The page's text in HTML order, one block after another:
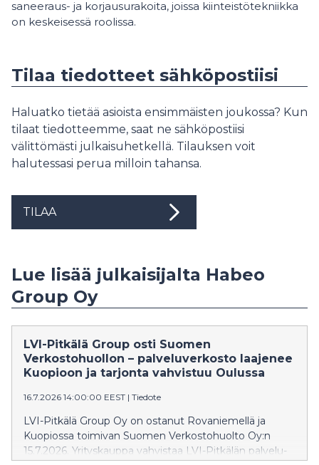
saneeraus- ja korjausurakoita, joissa kiinteistötekniikka
on keskeisessä roolissa.
Tilaa tiedotteet sähköpostiisi
Haluatko tietää asioista ensimmäisten joukossa? Kun
tilaat tiedotteemme, saat ne sähköpostiisi
välittömästi julkaisuhetkellä. Tilauksen voit
halutessasi perua milloin tahansa.
TILAA
Lue lisää julkaisijalta Habeo
Group Oy
LVI-Pitkälä Group osti Suomen
Verkostohuollon – palveluverkosto laajenee
Kuopioon ja tarjonta vahvistuu Oulussa
16.7.2026 14:00:00 EEST | Tiedote
LVI-Pitkälä Group Oy on ostanut Rovaniemellä ja
Kuopiossa toimivan Suomen Verkostohuolto Oy:n
15.7.2026. Yrityskauppa vahvistaa LVI-Pitkälän palvelu-